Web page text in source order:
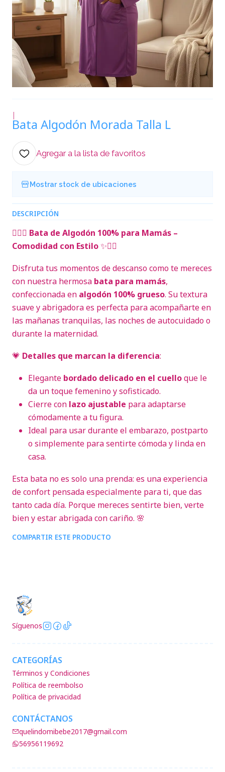
|
Bata Algodón Morada Talla L
Agregar a la lista de favoritos
Mostrar stock de ubicaciones
DESCRIPCIÓN
🧖‍♀️✨ Bata de Algodón 100% para Mamás –
Comodidad con Estilo✨🧖‍♀️
Disfruta tus momentos de descanso como te mereces
con nuestra hermosa bata para mamás,
confeccionada en algodón 100% grueso. Su textura
suave y abrigadora es perfecta para acompañarte en
las mañanas tranquilas, las noches de autocuidado o
durante la maternidad.
💗 Detalles que marcan la diferencia:
Elegante bordado delicado en el cuelloque le
da un toque femenino y sofisticado.
Cierre con lazo ajustable para adaptarse
cómodamente a tu figura.
Ideal para usar durante el embarazo, postparto
o simplemente para sentirte cómoda y linda en
casa.
Esta bata no es solo una prenda: es una experiencia
de confort pensada especialmente para ti, que das
tanto cada día. Porque mereces sentirte bien, verte
bien y estar abrigada con cariño. 🌸
COMPARTIR ESTE PRODUCTO
Síguenos
CATEGORÍAS
Términos y Condiciones
Política de reembolso
Política de privacidad
CONTÁCTANOS
quelindomibebe2017@gmail.com
56956119692